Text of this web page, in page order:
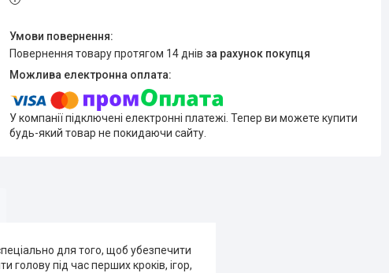
повернення товару протягом 14 днів за рахунок покупця
У компанії підключені електронні платежі. Тепер ви можете купити
будь-який товар не покидаючи сайту.
для того, щоб убезпечити
голову під час перших кроків, ігор,